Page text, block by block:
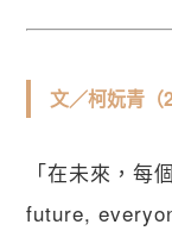
文／柯妧青（
「在未來，每
future,